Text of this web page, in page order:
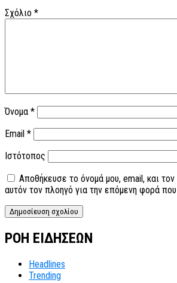
Σχόλιο *
Όνομα *
Email *
Ιστότοπος
Αποθήκευσε το όνομά μου, email, και
αυτόν τον πλοηγό για την επόμενη φορά
ΡΟΗ ΕΙΔΗΣΕΩΝ
Headlines
Trending